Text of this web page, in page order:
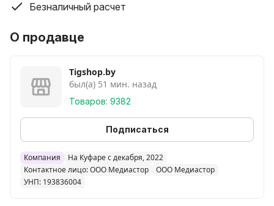
Безналичный расчет
О продавце
Tigshop.by
был(а) 51 мин. назад
Товаров: 9382
Подписаться
Компания
На Куфаре с декабря, 2022
Контактное лицо: ООО Медиастор
ООО Медиастор
УНП: 193836004